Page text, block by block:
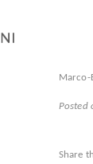
Marco-
Posted
Share